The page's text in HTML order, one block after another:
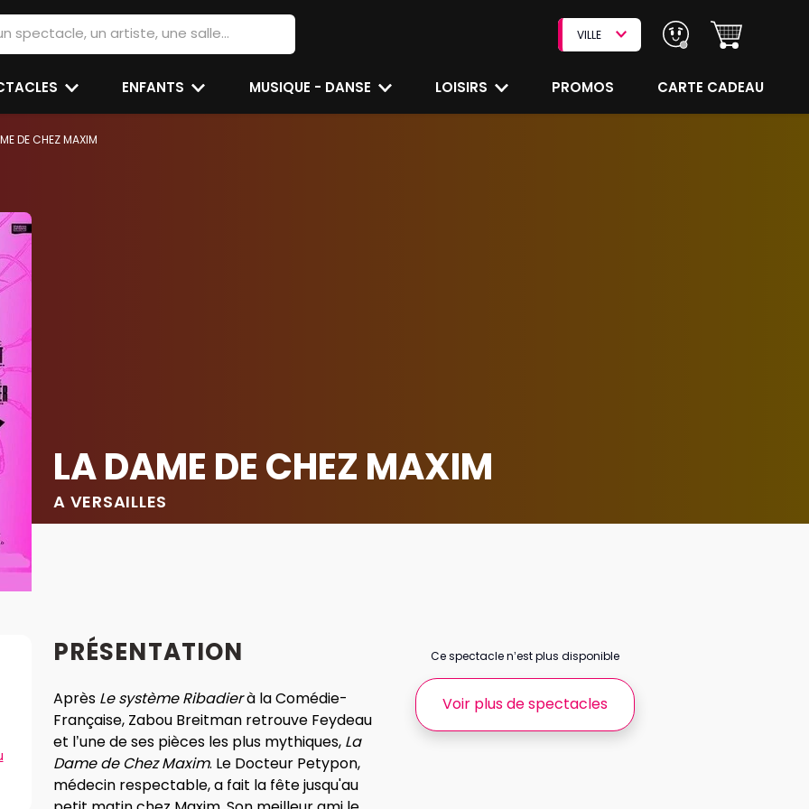
VILLE
ENFANTS MUSIQUE - DANSE LOISIRS PROMOS CARTE CADEAU
DE CHEZ MAXIM
LA DAME DE CHEZ MAXIM
A VERSAILLES
PRÉSENTATION
Après Le système Ribadierà la Comédie-
Française, Zabou Breitman retrouve Feydeau
et l’une de ses pièces les plus mythiques, La
Dame de Chez Maxim. Le Docteur Petypon,
médecin respectable, a fait la fête jusqu'au
Ce spectacle n’est plus disponible
Voir plus de spectacles